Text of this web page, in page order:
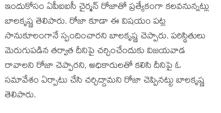
ఇందుకోసం ఏపీఐఐసీ చైర్మన్ రోజాతో ప్రత్యేకంగా కలవనున్నట్లు
బాలకృష్ణ తెలిపారు. రోజా కూడా ఈ విషయం పట్ల
సానుకూలంగానే స్పందించారని బాలకృష్ణ చెప్పారు. పరిస్థితులు
మెరుగుపడిన తర్వాత దీనిపై చర్చించేందుకు విజయవాడ
రావాలని రోజా చెప్పారని, అధికారులతో కలిసి దీనిపై ఓ
సమావేశం ఏర్పాటు చేసి చర్చిద్దామని రోజా చెప్పినట్టు బాలకృష్ణ
తెలిపారు.